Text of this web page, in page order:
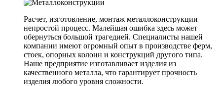
Расчет, изготовление, монтаж металлоконструкции –
непростой процесс. Малейшая ошибка здесь может
обернуться большой трагедией. Специалисты нашей
компании имеют огромный опыт в производстве ферм,
стоек, опорных колонн и конструкций другого типа.
Наше предприятие изготавливает изделия из
качественного металла, что гарантирует прочность
изделия любого уровня сложности.